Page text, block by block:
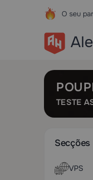
O seu
TESTE
Secções
VPS